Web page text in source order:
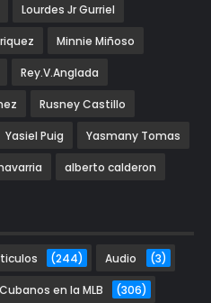
Lourdes Jr Gurriel
Minnie Miñoso
Rey.V.Anglada
Rusney Castillo
Yasiel Puig Yasmany Tomas
alberto calderon
(244) Audio (3)
Cubanos en la MLB (306)